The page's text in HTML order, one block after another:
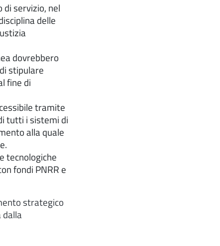
servizio, nel
delle
dovrebbero
stipulare
fine di
tramite
tutti i sistemi di
alla quale
tecnologiche
fondi PNRR e
strategico